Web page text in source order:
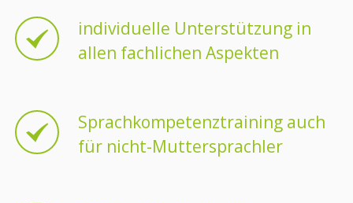
individuelle Unterstützung in
allen fachlichen Aspekten
Sprachkompetenztraining auch
für nicht-Muttersprachler